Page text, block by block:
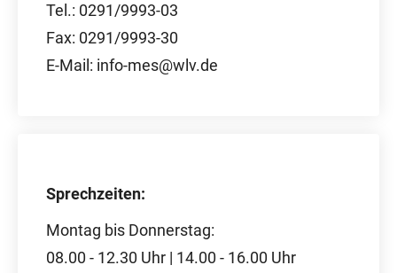
Tel.: 0291/9993-03
Fax: 0291/9993-30
E-Mail: info-mes@wlv.de
Sprechzeiten:
Montag bis Donnerstag:
08.00 - 12.30 Uhr | 14.00 - 16.00 Uhr